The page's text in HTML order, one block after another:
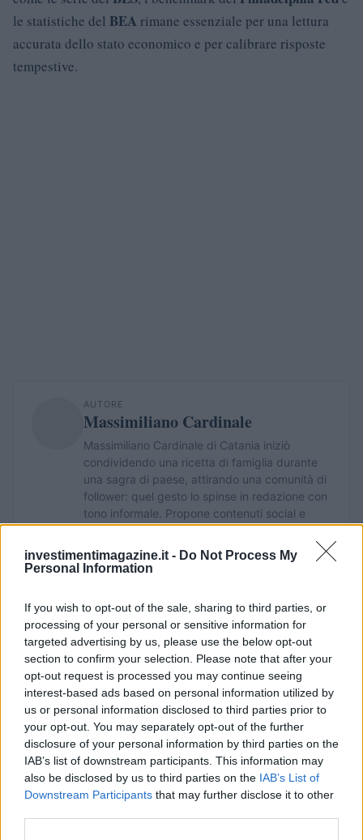
investimentimagazine.it - Do Not Process My
Personal Information
If you wish to opt-out of the sale, sharing to third parties, or
processing of your personal or sensitive information for
targeted advertising by us, please use the below opt-out
section to confirm your selection. Please note that after your
opt-out request is processed you may continue seeing
interest-based ads based on personal information utilized by
us or personal information disclosed to third parties prior to
your opt-out. You may separately opt-out of the further
disclosure of your personal information by third parties on the
IAB’s list of downstream participants. This information may
also be disclosed by us to third parties on the IAB’s List of
Downstream Participants that may further disclose it to other
le statistiche del BEA rimane essenziale per una lettura
accurata dello stato economico e per calibrare risposte
tempestive.
AUTORE
Massimiliano Cardinale
Massimiliano Cardinale di Catania iniziò
condividendo una ricetta di famiglia durante
una sagra di paese, attirando una comunità di
follower: quel gesto lo spinse in redazione con
tono informale. Propone contenuti social e
porta appunti con nomi di produttori locali e
mosse di cucina.